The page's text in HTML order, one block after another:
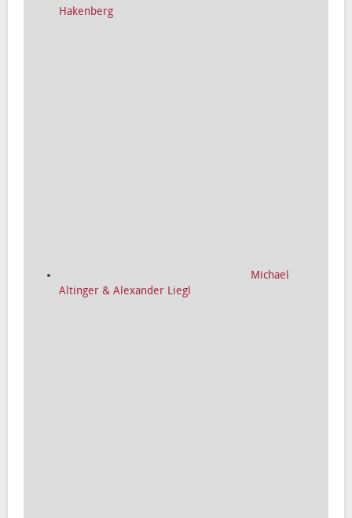
Hakenberg
Michael
Altinger & Alexander Liegl